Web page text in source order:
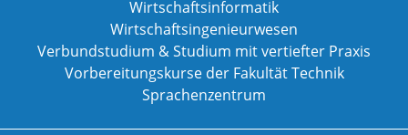
Wirtschaftsinformatik
Wirtschaftsingenieurwesen
Verbundstudium & Studium mit vertiefter Praxis
Vorbereitungskurse der Fakultät Technik
Sprachenzentrum